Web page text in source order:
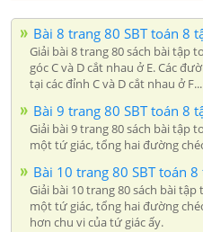
Bài 8 trang 80 SBT toán 8
Giải bài 8 trang 80 sách bài tập
góc C và D cắt nhau ở E. Các
tại các đỉnh C và D cắt nhau ở F...
Bài 9 trang 80 SBT toán 8
Giải bài 9 trang 80 sách bài tập
một tứ giác, tổng hai đường
Bài 10 trang 80 SBT toán 8
Giải bài 10 trang 80 sách bài
một tứ giác, tổng hai đường
hơn chu vi của tứ giác ấy.